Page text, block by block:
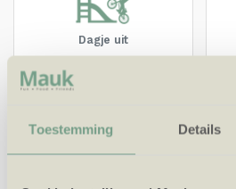
Toestemming Details
Dagje uit